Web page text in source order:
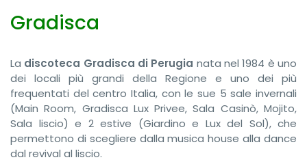
Gradisca
La discoteca Gradisca di Perugia nata nel 1984 è uno
dei locali più grandi della Regione e uno dei più
frequentati del centro Italia, con le sue 5 sale invernali
(Main Room, Gradisca Lux Privee, Sala Casinò, Mojito,
Sala liscio) e 2 estive (Giardino e Lux del Sol), che
permettono di scegliere dalla musica house alla dance
dal revival al liscio.